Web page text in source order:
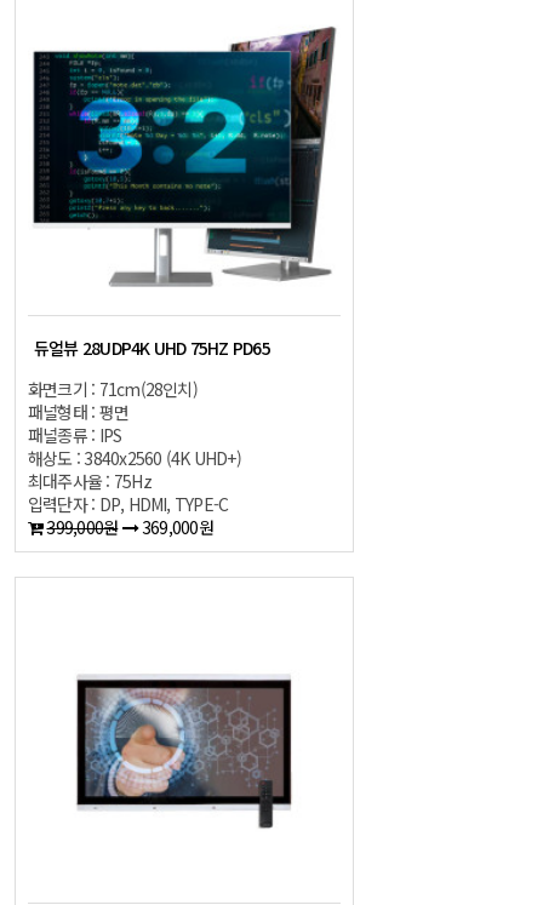
듀얼뷰 28UDP4K UHD 75HZ PD65
화면크기 : 71cm(28인치)
패널형태 : 평면
패널종류 : IPS
해상도 : 3840x2560 (4K UHD+)
최대주사율 : 75Hz
입력단자 : DP, HDMI, TYPE-C
399,000원
369,000원